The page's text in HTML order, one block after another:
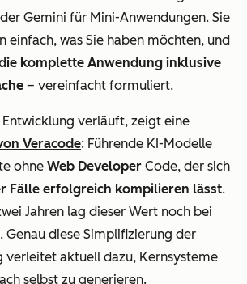
Gemini für Mini-Anwendungen. Sie
einfach, was Sie haben möchten, und
komplette Anwendung inklusive
– vereinfacht formuliert.
verläuft, zeigt eine
Veracode: Führende KI-Modelle
ohne Web Developer Code, der sich
Fälle erfolgreich kompilieren lässt.
Jahren lag dieser Wert noch bei
Genau diese Simplifizierung der
verleitet aktuell dazu, Kernsysteme
selbst zu generieren.